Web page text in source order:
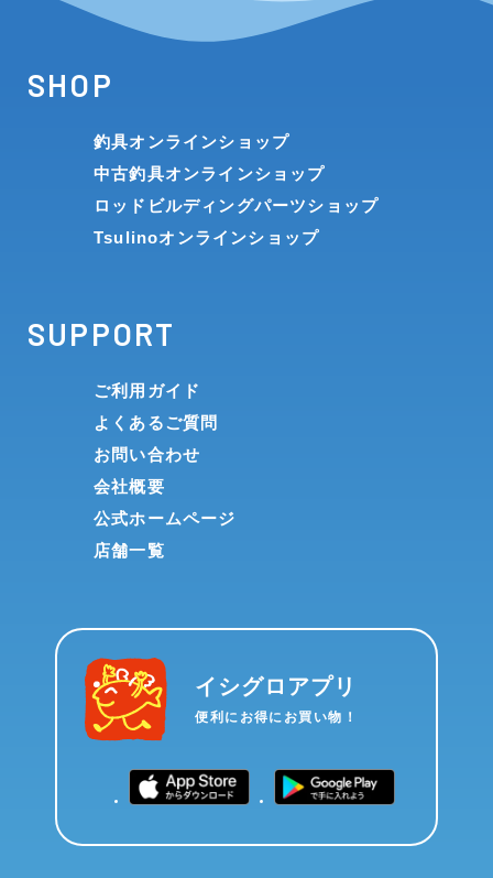
SHOP
釣具オンラインショップ
中古釣具オンラインショップ
ロッドビルディングパーツショップ
Tsulinoオンラインショップ
SUPPORT
ご利用ガイド
よくあるご質問
お問い合わせ
会社概要
公式ホームページ
店舗一覧
イシグロアプリ
便利にお得にお買い物！